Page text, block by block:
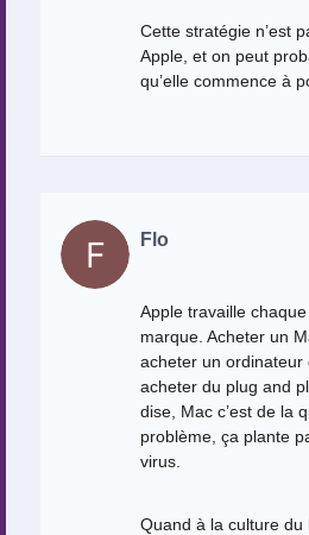
Cette stratégie n’est
Apple, et on peut
qu’elle commence à
Flo
Apple travaille
marque. Acheter un
acheter un ordinateur
acheter du plug and
dise, Mac c’est de la
problème, ça plante
virus.
Quand à la culture du